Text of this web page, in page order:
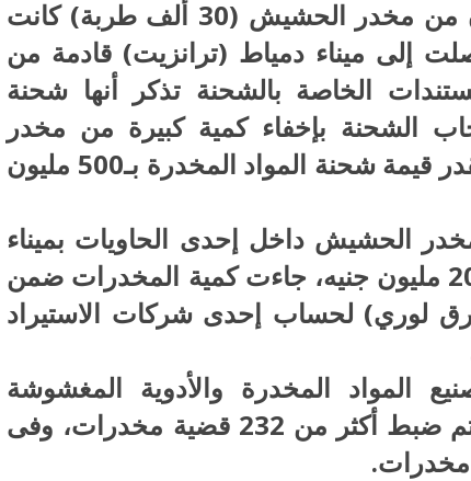
3 محاولات لتهريب 6 أطنان من مخدر الحشيش (30 ألف طربة) كانت
إلى ميناء دمياط (ترانزيت) قادمة من
الخاصة بالشحنة تذكر أنها شحنة
الشحنة بإخفاء كمية كبيرة من مخدر
الحشيش ضمن محتوياتها، تقدر قيمة شحنة المواد المخدرة بـ500 مليون
طن من مخدر الحشيش داخل إحدى الحاويات بميناء
الإسكندرية تقدر قيمتها بـ 200 مليون جنيه، جاءت كمية المخدرات ضمن
لوري) لحساب إحدى شركات الاستيراد
المواد المخدرة والأدوية المغشوشة
بالقليوبية، وخلال يوم واحد تم ضبط أكثر من 232 قضية مخدرات، وفى